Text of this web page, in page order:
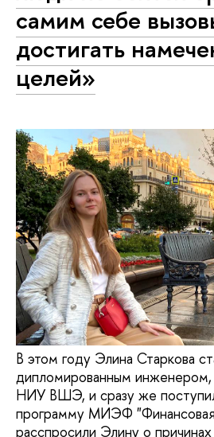
самим себе
достигать
целей»
В этом году Элина Старкова
дипломированным
НИУ ВШЭ, и сразу же
программу МИЭФ
расспросили Элину о